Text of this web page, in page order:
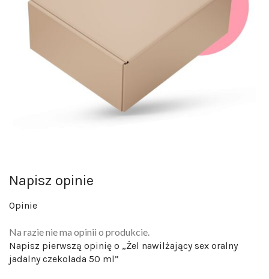
Opinie
Napisz pierwszą opinię o „Żel nawilżający sex oralny
jadalny czekolada 50 ml”